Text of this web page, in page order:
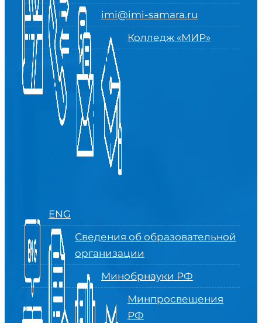
imi@imi-samara.ru
Колледж «МИР»
ENG
Сведения об образовательной
организации
Минобрнауки РФ
Минпросвещения
РФ